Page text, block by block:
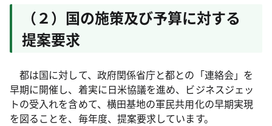
（２）国の施策及び予算に対する
提案要求
都は国に対して、政府関係省庁と都との「連絡会」を
早期に開催し、着実に日米協議を進め、ビジネスジェッ
トの受入れを含めて、横田基地の軍民共用化の早期実現
を図ることを、毎年度、提案要求しています。